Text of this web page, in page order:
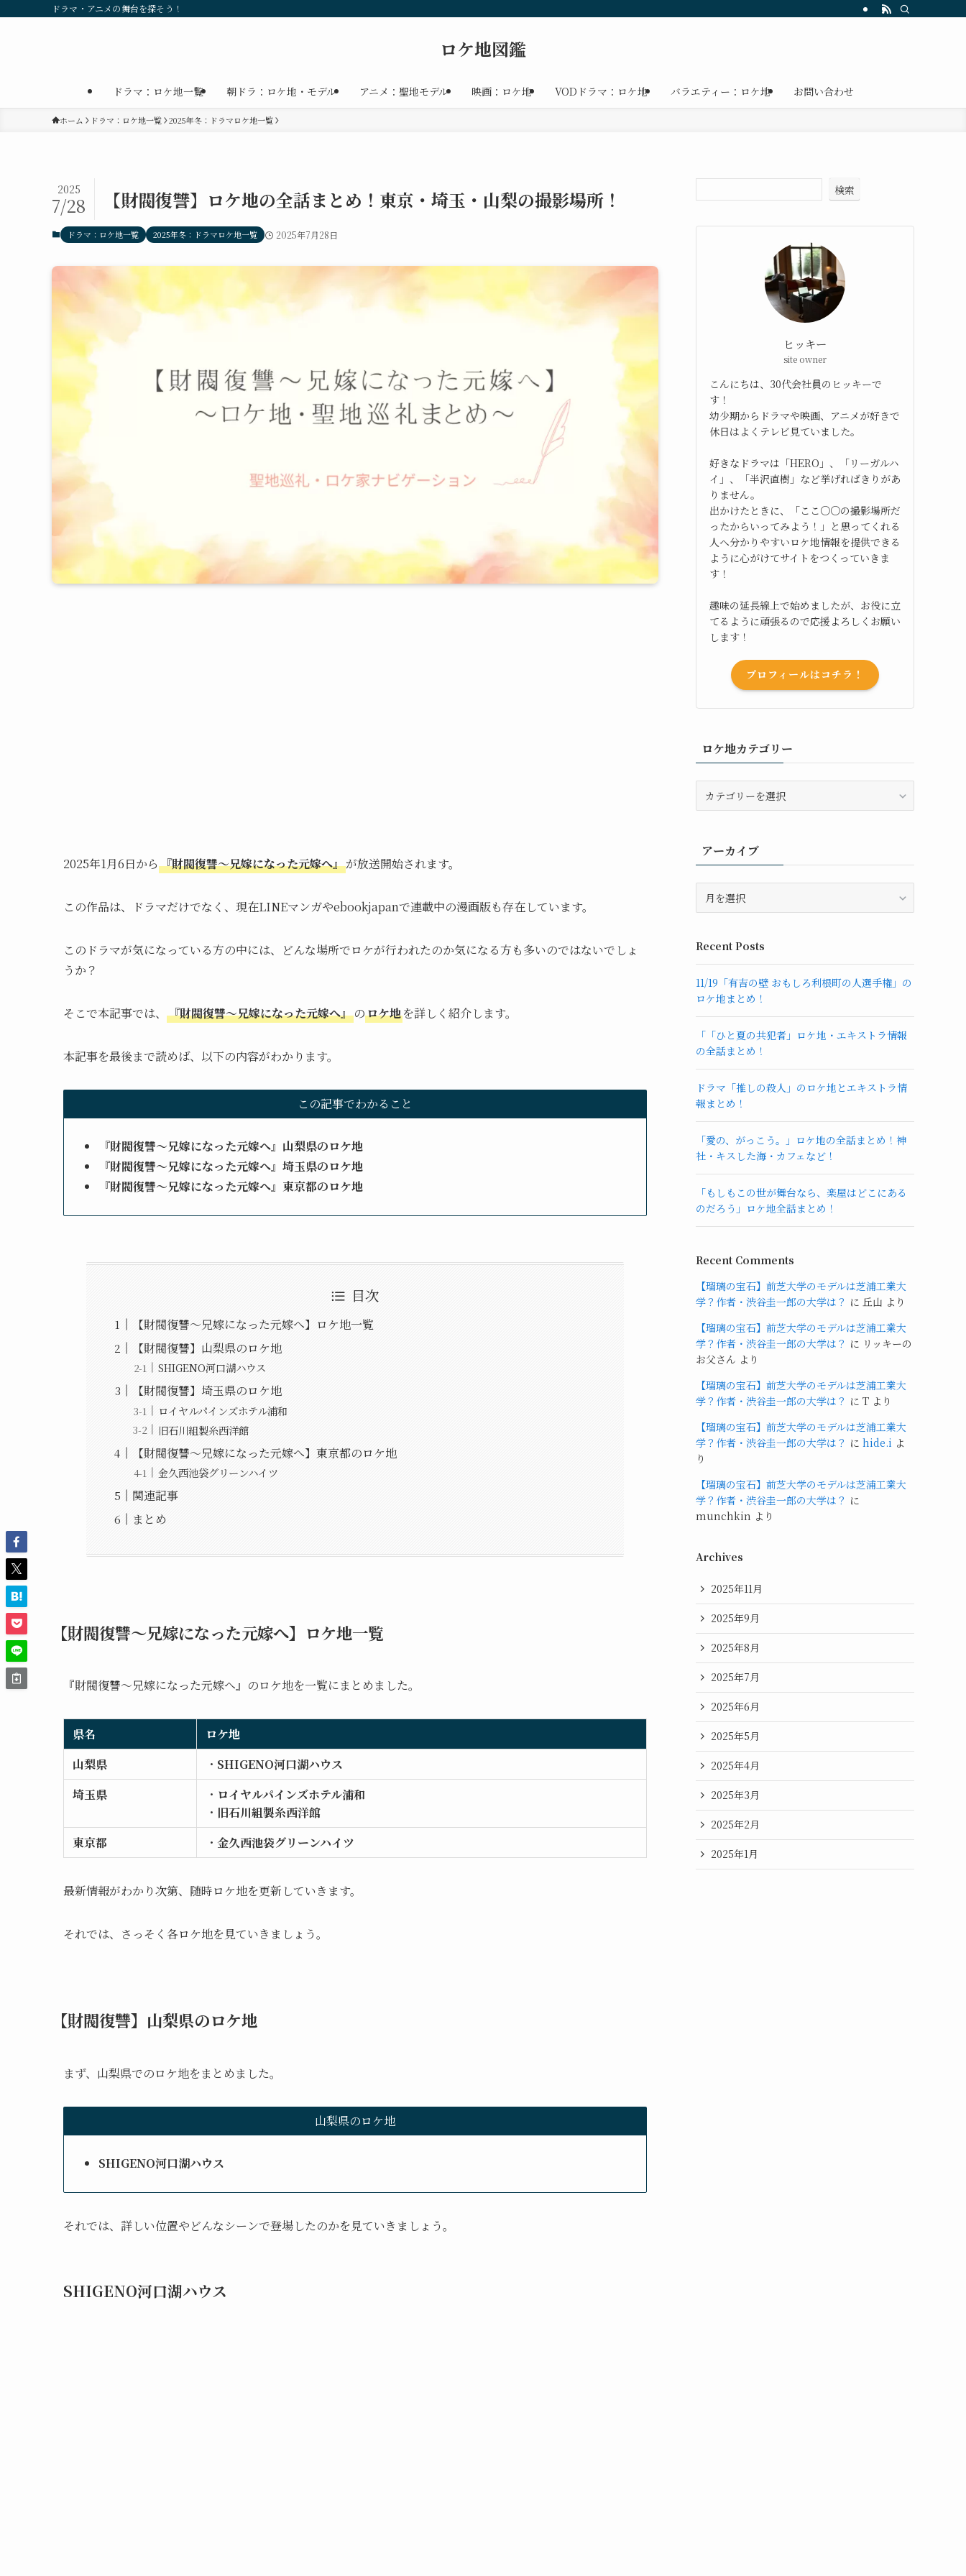
ドラマ・アニメの舞台を探そう！
ロケ地図鑑
ドラマ：ロケ地一覧 朝ドラ：ロケ地・モデル アニメ：聖地モデル 映画：ロケ地 VODドラマ：ロケ地 バラエティー：ロケ地 お問い合わせ
ホーム ドラマ：ロケ地一覧 2025年冬：ドラマロケ地一覧
【財閥復讐】ロケ地の全話まとめ！東京・埼玉・山梨の撮影場所！
2025
7/28
ドラマ：ロケ地一覧 2025年冬：ドラマロケ地一覧 2025年7月28日
2025年1月6日から 『財閥復讐〜兄嫁になった元嫁へ』が放送開始されます。
この作品は、ドラマだけでなく、現在LINEマンガやebookjapanで連載中の漫画版も存在しています。
このドラマが気になっている方の中には、どんな場所でロケが行われたのか気になる方も多いのではないでしょ
うか？
そこで本記事では、 『財閥復讐〜兄嫁になった元嫁へ』のロケ地を詳しく紹介します。
本記事を最後まで読めば、以下の内容がわかります。
この記事でわかること
『財閥復讐〜兄嫁になった元嫁へ』山梨県のロケ地
『財閥復讐〜兄嫁になった元嫁へ』埼玉県のロケ地
『財閥復讐〜兄嫁になった元嫁へ』東京都のロケ地
目次
【財閥復讐～兄嫁になった元嫁へ】ロケ地一覧
【財閥復讐】山梨県のロケ地
SHIGENO河口湖ハウス
【財閥復讐】埼玉県のロケ地
ロイヤルパインズホテル浦和
旧石川組製糸西洋館
【財閥復讐～兄嫁になった元嫁へ】東京都のロケ地
金久西池袋グリーンハイツ
関連記事
まとめ
【財閥復讐～兄嫁になった元嫁へ】 ロケ地一覧
『財閥復讐〜兄嫁になった元嫁へ』のロケ地を一覧にまとめました。
県名
ロケ地
山梨県
・ SHIGENO河口湖ハウス
埼玉県
・ ロイヤルパインズホテル浦和
・ 旧石川組製糸西洋館
東京都
・ 金久西池袋グリーンハイツ
最新情報がわかり次第、随時ロケ地を更新していきます。
それでは、さっそく各ロケ地を見ていきましょう。
【財閥復讐】 山梨県のロケ地
まず、山梨県でのロケ地をまとめました。
山梨県のロケ地
SHIGENO河口湖ハウス
それでは、詳しい位置やどんなシーンで登場したのかを見ていきましょう。
SHIGENO河口湖ハウス
検索
ヒッキー
site owner
こんにちは、30代会社員のヒッキーで
す！
幼少期からドラマや映画、アニメが好きで
休日はよくテレビ見ていました。
好きなドラマは「HERO」、「リーガルハ
イ」、「半沢直樹」など挙げればきりがあ
りません。
出かけたときに、「ここ○○の撮影場所だ
ったからいってみよう！」と思ってくれる
人へ分かりやすいロケ地情報を提供できる
ように心がけてサイトをつくっていきま
す！
趣味の延長線上で始めましたが、お役に立
てるように頑張るので応援よろしくお願い
します！
プロフィールはコチラ！
ロケ地カテゴリー
テ
ゴ
リ
アーカイブ
ブ
Recent Posts
11/19「有吉の壁 おもしろ利根町の人選手権」の
ロケ地まとめ！
「「ひと夏の共犯者」ロケ地・エキストラ情報
の全話まとめ！
ドラマ「推しの殺人」のロケ地とエキストラ情
報まとめ！
「愛の、がっこう。」ロケ地の全話まとめ！神
社・キスした海・カフェなど！
「もしもこの世が舞台なら、楽屋はどこにある
のだろう」ロケ地全話まとめ！
Recent Comments
【瑠璃の宝石】前芝大学のモデルは芝浦工業大
学？作者・渋谷圭一郎の大学は？ に 丘山 より
【瑠璃の宝石】前芝大学のモデルは芝浦工業大
学？作者・渋谷圭一郎の大学は？ に リッキーの
お父さん より
【瑠璃の宝石】前芝大学のモデルは芝浦工業大
学？作者・渋谷圭一郎の大学は？ に T より
【瑠璃の宝石】前芝大学のモデルは芝浦工業大
学？作者・渋谷圭一郎の大学は？ に hide.i よ
り
【瑠璃の宝石】前芝大学のモデルは芝浦工業大
学？作者・渋谷圭一郎の大学は？ に
munchkin より
Archives
2025年11月
2025年9月
2025年8月
2025年7月
2025年6月
2025年5月
2025年4月
2025年3月
2025年2月
2025年1月